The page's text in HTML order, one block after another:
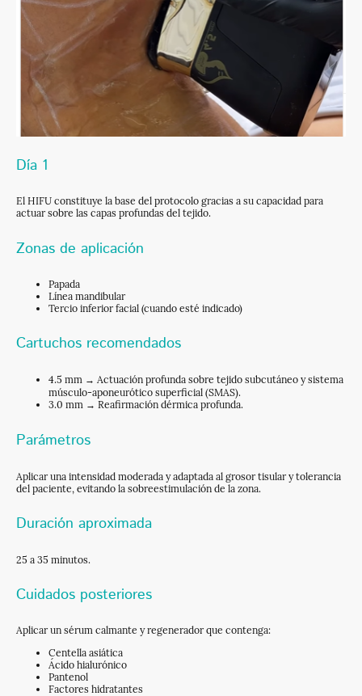
Día 1
El HIFU constituye la base del protocolo gracias a su capacidad para
actuar sobre las capas profundas del tejido.
Zonas de aplicación
Papada
Línea mandibular
Tercio inferior facial (cuando esté indicado)
Cartuchos recomendados
4.5 mm → Actuación profunda sobre tejido subcutáneo y sistema
músculo-aponeurótico superficial (SMAS).
3.0 mm → Reafirmación dérmica profunda.
Parámetros
Aplicar una intensidad moderada y adaptada al grosor tisular y tolerancia
del paciente, evitando la sobreestimulación de la zona.
Duración aproximada
25 a 35 minutos.
Cuidados posteriores
Aplicar un sérum calmante y regenerador que contenga:
Centella asiática
Ácido hialurónico
Pantenol
Factores hidratantes